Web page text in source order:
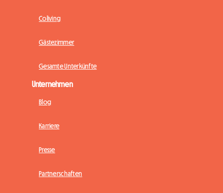
Coliving
Gästezimmer
Gesamte Unterkünfte
Unternehmen
Blog
Karriere
Presse
Partnerschaften